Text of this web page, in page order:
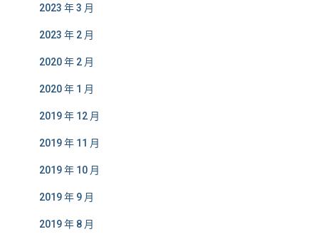
2023 年 3 月
2023 年 2 月
2020 年 2 月
2020 年 1 月
2019 年 12 月
2019 年 11 月
2019 年 10 月
2019 年 9 月
2019 年 8 月